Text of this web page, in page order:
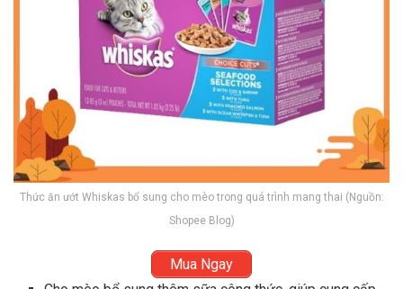
Thức ăn ướt Whiskas bổ sung cho mèo trong quá trình mang thai (Nguồn:
Shopee Blog)
Mua Ngay